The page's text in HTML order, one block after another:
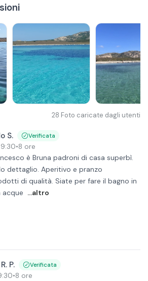
28 Foto caricate dagli utenti
S. Verificata
9:30•8 ore
è Bruna padroni di casa superbì.
dettaglio. Aperitivo e pranzo
di qualità. Siate per fare il bagno in
...altro
P. Verificata
•8 ore